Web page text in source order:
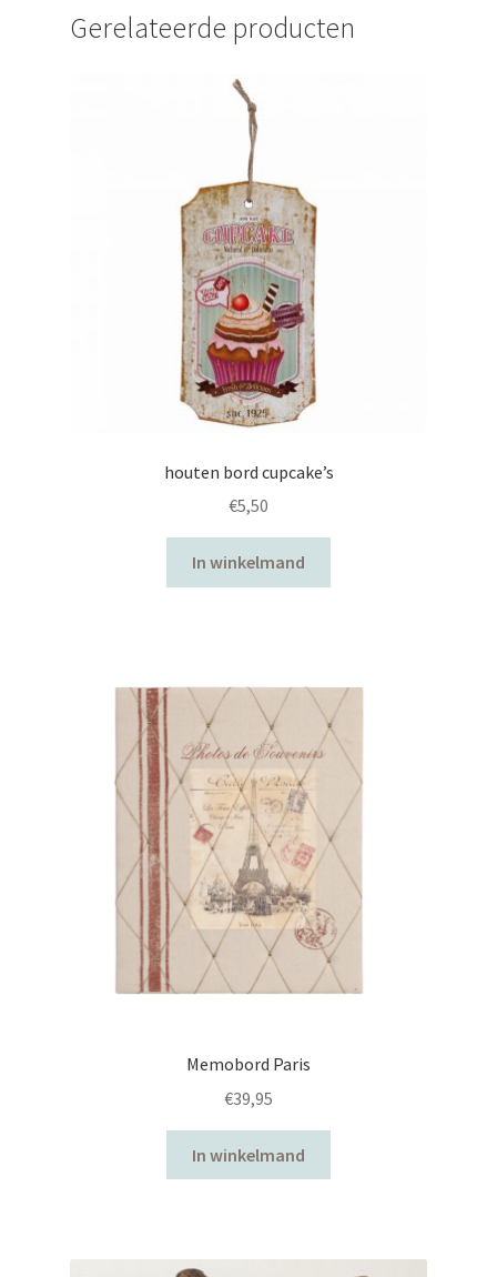
Gerelateerde producten
houten bord cupcake’s
€5,50
In winkelmand
Memobord Paris
€39,95
In winkelmand